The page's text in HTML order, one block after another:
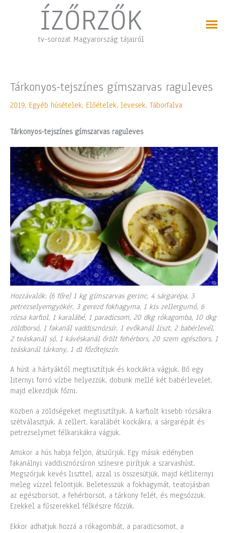
ÍZŐRZŐK
tv-sorozat Magyarország tájairól
Tárkonyos-tejszínes gímszarvas raguleves
2019, Egyéb húsételek, Előételek, levesek, Táborfalva
Tárkonyos-tejszínes gímszarvas raguleves
Hozzávalók: (6 főre) 1 kg gímszarvas gerinc, 4 sárgarépa, 3
petrezselyemgyökér, 3 gerezd fokhagyma, 1 kis zellergumó, 6
rózsa karfiol, 1 karalábé, 1 paradicsom, 20 dkg rókagomba, 10 dkg
zöldborsó, 1 fakanál vaddisznózsír, 1 evőkanál liszt, 2 babérlevél,
2 teáskanál só, 1 kávéskanál őrölt fehérbors, 20 szem egészbors, 1
teáskanál tárkony, 1 dl főzőtejszín.
A húst a hártyáktól megtisztítjuk és kockákra vágjuk. Bő egy
liternyi forró vízbe helyezzük, dobunk mellé két babérlevelet,
majd elkezdjük főzni.
Közben a zöldségeket megtisztítjuk. A karfiolt kisebb rózsákra
szétválasztjuk. A zellert, karalábét kockákra, a sárgarépát és
petrezselymet félkarikákra vágjuk.
Amikor a hús habja feljön, átszűrjük. Egy másik edényben
fakanálnyi vaddisznózsíron színesre pirítjuk a szarvashúst.
Megszórjuk kevés liszttel, azzal is összesütjük, majd kétliternyi
meleg vízzel felöntjük. Beletesszük a fokhagymát, teatojásban
az egészborsot, a fehérborsot, a tárkony felét, és megsózzuk.
Ezekkel a fűszerekkel félkészre főzzük.
Ekkor adhatjuk hozzá a rókagombát, a paradicsomot, a